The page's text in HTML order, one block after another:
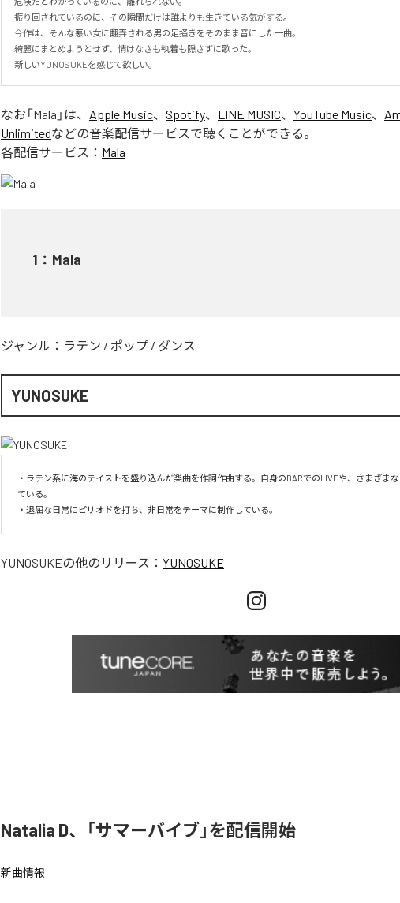
振り回されているのに、その瞬間だけは誰よりも生きている気がする。
今作は、そんな悪い女に翻弄される男の足掻きをそのまま音にした一曲。
綺麗にまとめようとせず、情けなさも執着も隠さずに歌った。
新しいYUNOSUKEを感じて欲しい。
なお「Mala 」は、 Apple Music、 Spotify、 LINE MUSIC、 YouTube Music、
Unlimitedなどの音楽配信サービスで聴くことができる。
各配信サービス： Mala
1 ： Mala
ジャンル： ラテン / ポップ / ダンス
YUNOSUKE
・ラテン系に海のテイストを盛り込んだ楽曲を作詞作曲する。自身のBARでのLIVEや、さまざま
ている。
・退屈な日常にピリオドを打ち、非日常をテーマに制作している。
YUNOSUKEの他のリリース： YUNOSUKE
Natalia D、「サマーバイブ」を配信開始
新曲情報